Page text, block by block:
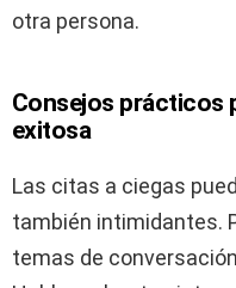
otra persona.
Consejos prácticos
exitosa
Las citas a ciegas
también intimidantes.
temas de